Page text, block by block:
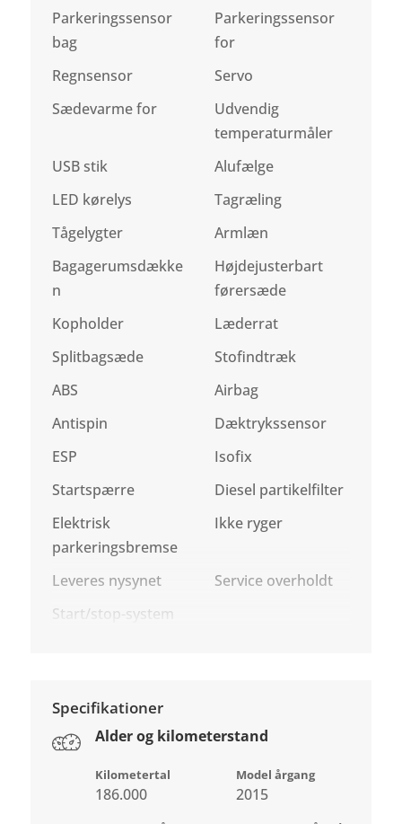
Parkeringssensor
bag
Parkeringssensor
for
Regnsensor
Servo
Sædevarme for
Udvendig
temperaturmåler
USB stik
Alufælge
LED kørelys
Tagræling
Tågelygter
Armlæn
Bagagerumsdække
n
Højdejusterbart
førersæde
Kopholder
Læderrat
Splitbagsæde
Stofindtræk
ABS
Airbag
Antispin
Dæktrykssensor
ESP
Isofix
Startspærre
Diesel partikelfilter
Elektrisk
parkeringsbremse
Ikke ryger
Leveres nysynet
Service overholdt
Start/stop-system
Specifikationer
Alder og kilometerstand
Kilometertal
186.000
Model årgang
2015